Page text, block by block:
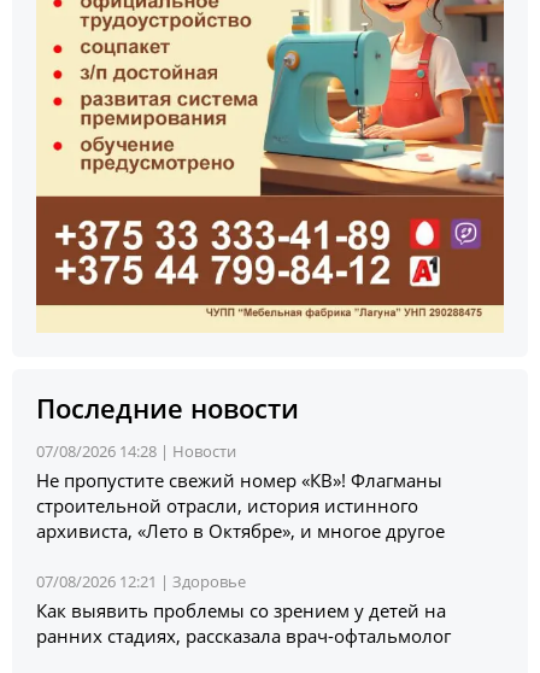
Последние новости
07/08/2026 14:28 | Новости
Не пропустите свежий номер «КВ»! Флагманы
строительной отрасли, история истинного
архивиста, «Лето в Октябре», и многое другое
07/08/2026 12:21 | Здоровье
Как выявить проблемы со зрением у детей на
ранних стадиях, рассказала врач-офтальмолог